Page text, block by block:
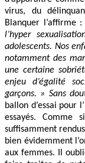
virus, du
Blanquer l’affirme :
l’hyper
adolescents. Nos
notamment des
une certaine
enjeu d’égalité
garçons. » Sans
ballon d’essai pour
essayés.
suffisamment
bien évidemment
aux femmes. Il